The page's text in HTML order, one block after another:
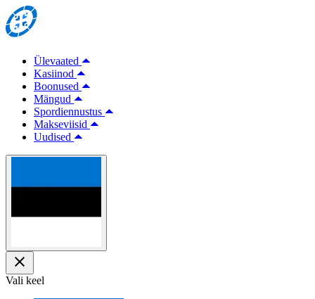
Ülevaated
Kasiinod
Boonused
Mängud
Spordiennustus
Makseviisid
Uudised
Vali keel